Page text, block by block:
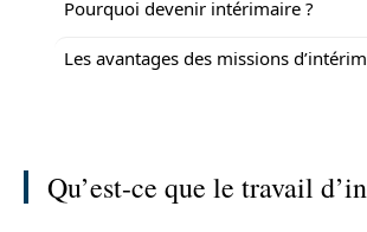
Pourquoi devenir intérimaire ?
Les avantages des missions d’intérim
Qu’est-ce que le travail